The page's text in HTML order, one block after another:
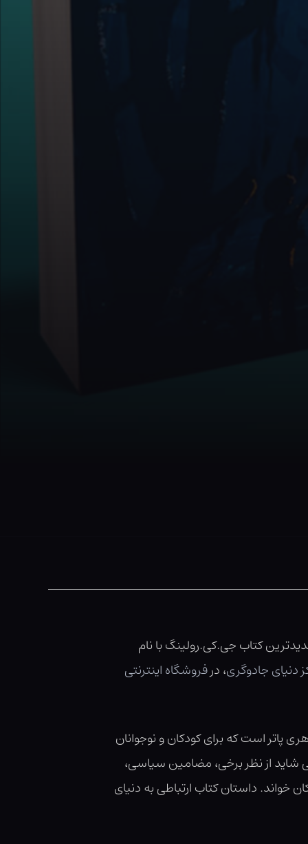
کتاب جی.کی.رولینگ با نام
دنیای جادوگری، درفروشگاه اینترنتی
پاتر است که برای کودکان و نوجوانان
شاید از نظر برخی، مضامین سیاسی،
آن را شب‌به‌شب برای کودکان خواند. داستان کتاب ارتباطی به دنیای